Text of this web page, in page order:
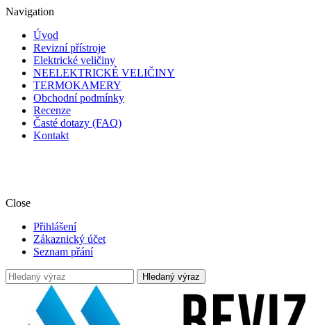
Navigation
Úvod
Revizní přístroje
Elektrické veličiny
NEELEKTRICKÉ VELIČINY
TERMOKAMERY
Obchodní podmínky
Recenze
Časté dotazy (FAQ)
Kontakt
Close
Přihlášení
Zákaznický účet
Seznam přání
Hledaný výraz